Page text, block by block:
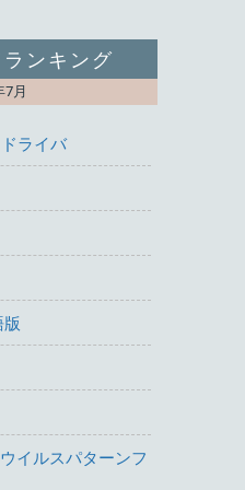
ンキング
7月
ライバ
イルスパターンフ